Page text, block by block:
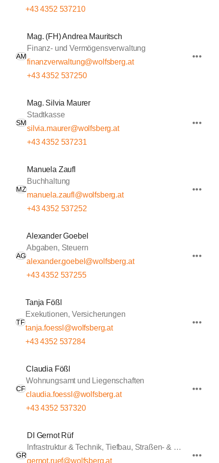
+43 4352 537210
AM
Mag. (FH) Andrea Mauritsch
Finanz- und Vermögensverwaltung
finanzverwaltung@wolfsberg.at
+43 4352 537250
SM
Mag. Silvia Maurer
Stadtkasse
silvia.maurer@wolfsberg.at
+43 4352 537231
MZ
Manuela Zaufl
Buchhaltung
manuela.zaufl@wolfsberg.at
+43 4352 537252
AG
Alexander Goebel
Abgaben, Steuern
alexander.goebel@wolfsberg.at
+43 4352 537255
TF
Tanja Fößl
Exekutionen, Versicherungen
tanja.foessl@wolfsberg.at
+43 4352 537284
CF
Claudia Fößl
Wohnungsamt und Liegenschaften
claudia.foessl@wolfsberg.at
+43 4352 537320
GR
DI Gernot Rüf
Infrastruktur & Technik, Tiefbau, Straßen- & Wasserbau
gernot.ruef@wolfsberg.at